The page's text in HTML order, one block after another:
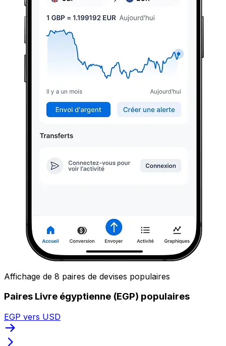
Affichage de 8 paires de devises populaires
Paires Livre égyptienne (EGP) populaires
EGP vers USD